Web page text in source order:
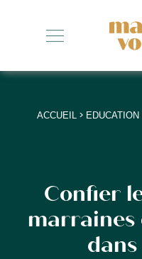
+
+
+
+
ACCUEIL > EDUCATION
Confier
marraines